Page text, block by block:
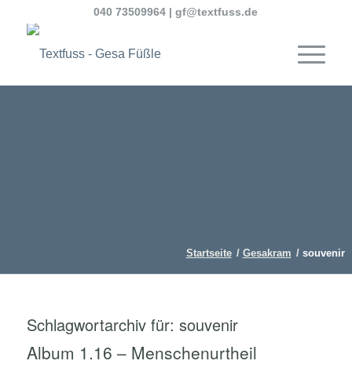
040 73509964 |gf@textfuss.de
Startseite / Gesakram / souvenir
Schlagwortarchiv für: souvenir
Album 1.16 – Menschenurtheil